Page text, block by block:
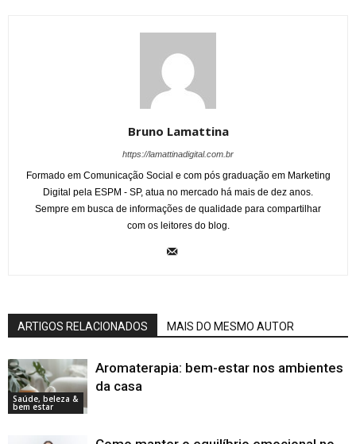
Bruno Lamattina
https://lamattinadigital.com.br
Formado em Comunicação Social e com pós graduação em Marketing
Digital pela ESPM - SP, atua no mercado há mais de dez anos.
Sempre em busca de informações de qualidade para compartilhar
com os leitores do blog.
ARTIGOS RELACIONADOS MAIS DO MESMO AUTOR
Saúde, beleza &
bem estar
Aromaterapia: bem-estar nos ambientes
da casa